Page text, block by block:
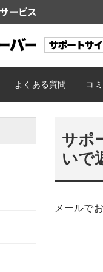
よくある質問 コ
サポ
いで
メールで